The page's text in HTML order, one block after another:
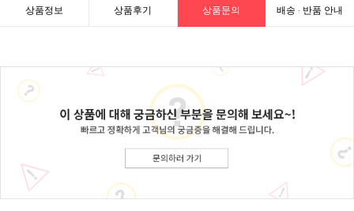
상품정보 상품후기 상품문의 배송 · 반품 안내